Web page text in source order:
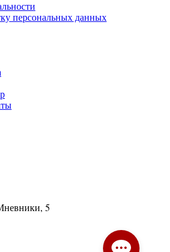
персональных данных
5